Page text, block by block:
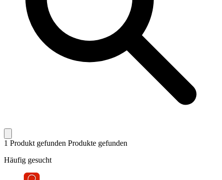
1 Produkt gefunden Produkte gefunden
Häufig gesucht